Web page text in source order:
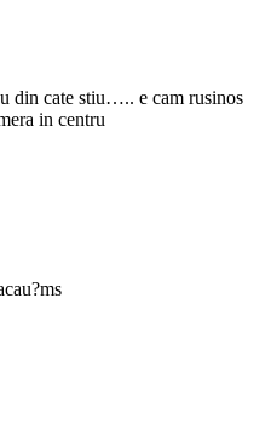
din cate stiu….. e cam rusinos
in centru